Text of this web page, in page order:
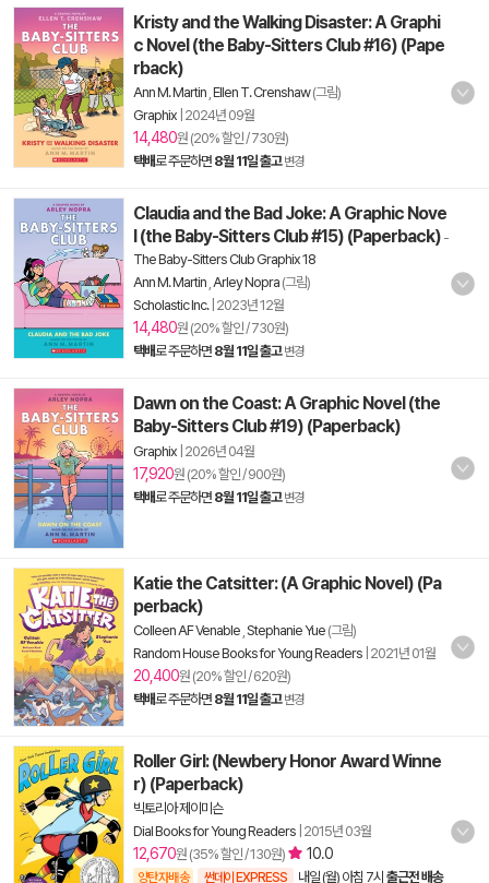
Kristy and the Walking Disaster: A Graphi
c Novel (the Baby-Sitters Club #16) (Pape
rback)
Ann M. Martin Ellen T. Crenshaw(그림)
Graphix 2024년 09월
14,480원 (20% 할인 / 730원)
택배로 주문하면 8월 11일 출고 변경
Claudia and the Bad Joke: A Graphic Nove
l (the Baby-Sitters Club #15) (Paperback) -
The Baby-Sitters Club Graphix 18
Ann M. Martin Arley Nopra (그림)
Scholastic Inc.| 2023년 12월
14,480원 (20% 할인 / 730원)
택배로 주문하면 8월 11일 출고 변경
Dawn on the Coast: A Graphic Novel (the
Baby-Sitters Club #19) (Paperback)
Graphix 2026년 04월
17,920원 (20% 할인 / 900원)
택배로 주문하면 8월 11일 출고 변경
Katie the Catsitter: (A Graphic Novel) (Pa
perback)
Colleen AF Venable Stephanie Yue (그림)
Random House Books for Young Readers 2021년 01월
20,400원 (20% 할인 / 620원)
택배로 주문하면 8월 11일 출고 변경
Roller Girl: (Newbery Honor Award Winne
r) (Paperback)
빅토리아 제이미슨
Dial Books for Young Readers 2015년 03월
12,670원 (35% 할인 / 130원) 10.0
양탄자배송 썬데이 EXPRESS 내일 (월) 아침 7시 출근전 배송